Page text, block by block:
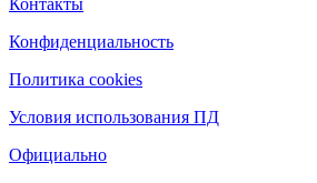
Контакты
Конфиденциальность
Политика cookies
Условия использования ПД
Официально